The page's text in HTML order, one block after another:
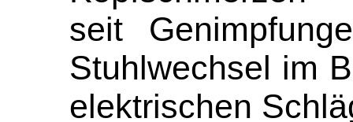
seit
Stuhlwechsel im
elektrischen